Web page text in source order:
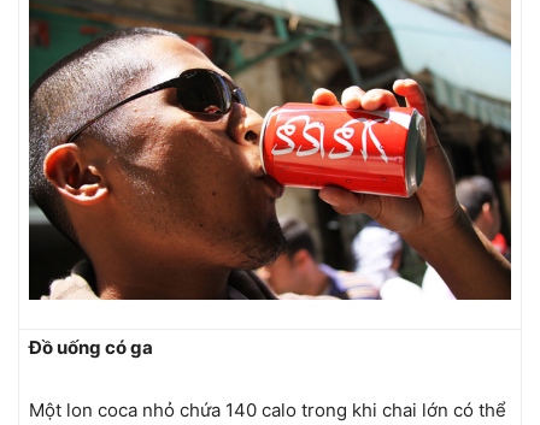
Đồ uống có ga
Một lon coca nhỏ chứa 140 calo trong khi chai lớn có thể